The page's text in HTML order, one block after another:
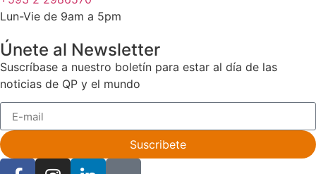
Lun-Vie de 9am a 5pm
Únete al Newsletter
Suscríbase a nuestro boletín para estar al día de las
noticias de QP y el mundo
Suscribete